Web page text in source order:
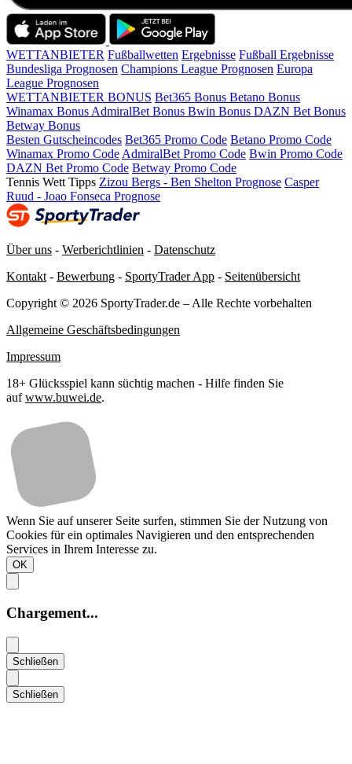
WETTANBIETER Fußballwetten Ergebnisse Fußball Ergebnisse
Bundesliga Prognosen Champions League Prognosen Europa
League Prognosen
WETTANBIETER BONUS Bet365 Bonus Betano Bonus
Winamax Bonus AdmiralBet Bonus Bwin Bonus DAZN Bet Bonus
Betway Bonus
Besten Gutscheincodes Bet365 Promo Code Betano Promo Code
Winamax Promo Code AdmiralBet Promo Code Bwin Promo Code
DAZN Bet Promo Code Betway Promo Code
Tennis Wett Tipps Zizou Bergs - Ben Shelton Prognose Casper
Ruud - Joao Fonseca Prognose
Über uns - Werberichtlinien - Datenschutz
Kontakt - Bewerbung - SportyTrader App - Seitenübersicht
Copyright © 2026 SportyTrader.de – Alle Rechte vorbehalten
Allgemeine Geschäftsbedingungen
Impressum
18+ Glücksspiel kann süchtig machen - Hilfe finden Sie
aufwww.buwei.de.
Wenn Sie auf unserer Seite surfen, stimmen Sie der Nutzung von
Cookies für ein optimales Navigieren und den entsprechenden
Services in Ihrem Interesse zu.
OK
Chargement...
Schließen
Schließen